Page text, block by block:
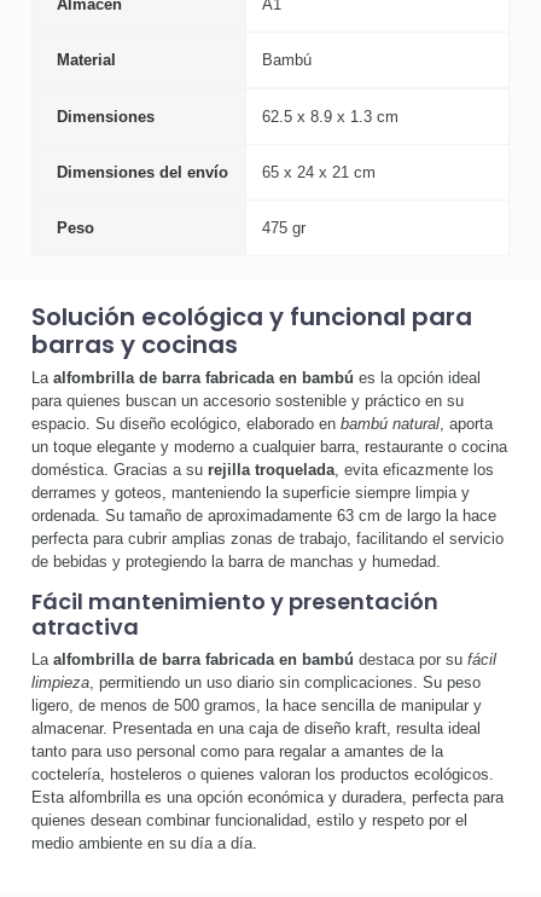
Almacén A1
Material Bambú
Dimensiones 62.5 x 8.9 x 1.3 cm
Dimensiones del envío 65 x 24 x 21 cm
Peso 475 gr
Solución ecológica y funcional para
barras y cocinas
La alfombrilla de barra fabricada en bambú es la opción ideal
para quienes buscan un accesorio sostenible y práctico en su
espacio. Su diseño ecológico, elaborado en bambú natural, aporta
un toque elegante y moderno a cualquier barra, restaurante o cocina
doméstica. Gracias a su rejilla troquelada, evita eficazmente los
derrames y goteos, manteniendo la superficie siempre limpia y
ordenada. Su tamaño de aproximadamente 63 cm de largo la hace
perfecta para cubrir amplias zonas de trabajo, facilitando el servicio
de bebidas y protegiendo la barra de manchas y humedad.
Fácil mantenimiento y presentación
atractiva
La alfombrilla de barra fabricada en bambú destaca por su fácil
limpieza , permitiendo un uso diario sin complicaciones. Su peso
ligero, de menos de 500 gramos, la hace sencilla de manipular y
almacenar. Presentada en una caja de diseño kraft, resulta ideal
tanto para uso personal como para regalar a amantes de la
coctelería, hosteleros o quienes valoran los productos ecológicos.
Esta alfombrilla es una opción económica y duradera, perfecta para
quienes desean combinar funcionalidad, estilo y respeto por el
medio ambiente en su día a día.